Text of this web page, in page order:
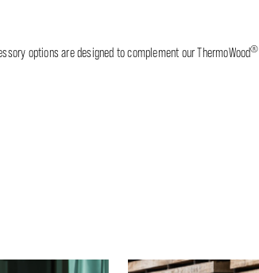
options are designed to complement our ThermoWood®